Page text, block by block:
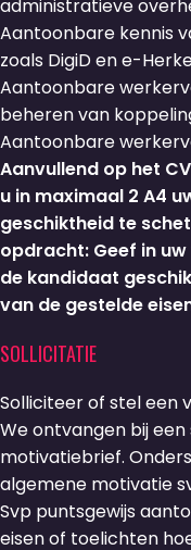
administratieve
Aantoonbare kennis
zoals DigiD en e-
Aantoonbare
beheren van
Aantoonbare
Aanvullend op het
u in maximaal 2 A4
geschiktheid te
opdracht: Geef in
de kandidaat
van de gestelde
SOLLICITATIE
Solliciteer of stel een
We ontvangen bij
motivatiebrief.
algemene motivatie
Svp puntsgewijs
eisen of toelichten